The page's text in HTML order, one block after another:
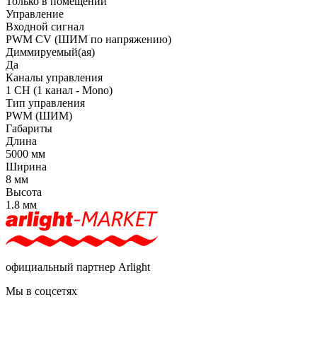
Управление
Входной сигнал
PWM СV (ШИМ по напряжению)
Диммируемый(ая)
Да
Каналы управления
1 CH (1 канал - Mono)
Тип управления
PWM (ШИМ)
Габариты
Длина
5000 мм
Ширина
8 мм
Высота
1.8 мм
официальный партнер Arlight
Мы в соцсетях